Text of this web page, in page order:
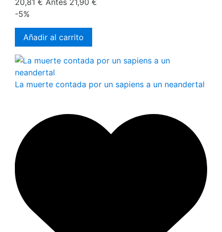
20,81 € Antes 21,90 €
-5%
Añadir al carrito
La muerte contada por un sapiens a un neandertal